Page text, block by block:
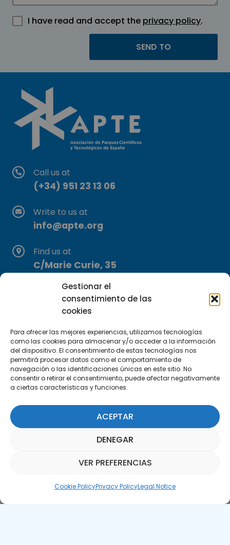
Gestionar el
consentimiento de las
cookies
Para ofrecer las mejores experiencias, utilizamos tecnologías
como las cookies para almacenar y/o acceder a la información
del dispositivo. El consentimiento de estas tecnologías nos
permitirá procesar datos como el comportamiento de
navegación o las identificaciones únicas en este sitio. No
consentir o retirar el consentimiento, puede afectar negativamente
a ciertas características y funciones.
ACEPTAR
DENEGAR
VER PREFERENCIAS
Cookie PolicyPrivacy PolicyLegal Notice
I have read and accept the privacy policy.
Call us at
(+34) 951 23 13 06
Write to us at
info@apte.org
Find us at
C/Marie Curie, 35
Subscribe to our Newsletter
SUBSCRIBE HERE